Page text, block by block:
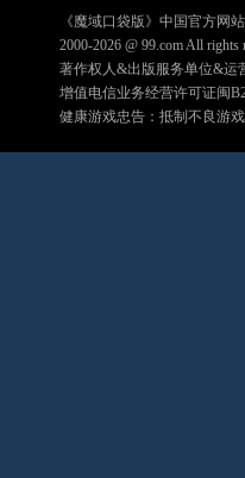
《魔域口袋版》中国官方网
2000-2026 @ 99.comAll rights
著作权人&出版服务单位&运
增值电信业务经营许可证闽
健康游戏忠告：抵制不良游